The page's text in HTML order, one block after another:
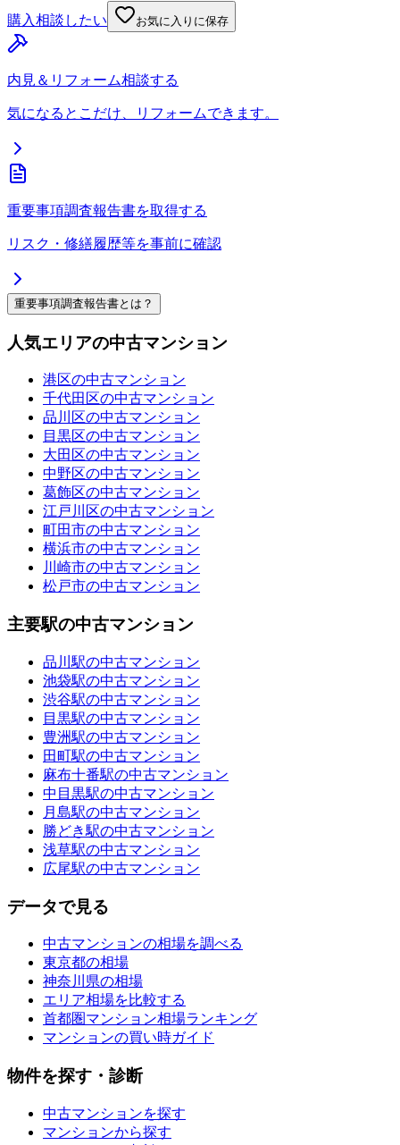
購入相談したい
お気に入りに保存
内見＆リフォーム相談する
気になるとこだけ、リフォームできます。
重要事項調査報告書を取得する
リスク・修繕履歴等を事前に確認
重要事項調査報告書とは？
人気エリアの中古マンション
港区の中古マンション
千代田区の中古マンション
品川区の中古マンション
目黒区の中古マンション
大田区の中古マンション
中野区の中古マンション
葛飾区の中古マンション
江戸川区の中古マンション
町田市の中古マンション
横浜市の中古マンション
川崎市の中古マンション
松戸市の中古マンション
主要駅の中古マンション
品川駅の中古マンション
池袋駅の中古マンション
渋谷駅の中古マンション
目黒駅の中古マンション
豊洲駅の中古マンション
田町駅の中古マンション
麻布十番駅の中古マンション
中目黒駅の中古マンション
月島駅の中古マンション
勝どき駅の中古マンション
浅草駅の中古マンション
広尾駅の中古マンション
データで見る
中古マンションの相場を調べる
東京都の相場
神奈川県の相場
エリア相場を比較する
首都圏マンション相場ランキング
マンションの買い時ガイド
物件を探す・診断
中古マンションを探す
マンションから探す